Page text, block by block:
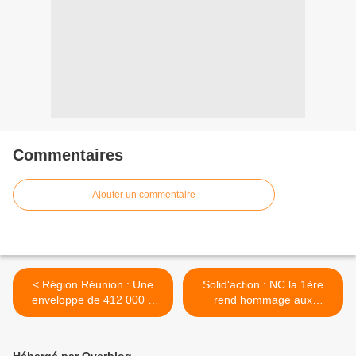
Commentaires
Ajouter un commentaire
< Région Réunion : Une
enveloppe de 412 000 €
pour l’Agence Film Réunion
Solid'action : NC la 1ère
rend hommage aux
bénévoles des associations